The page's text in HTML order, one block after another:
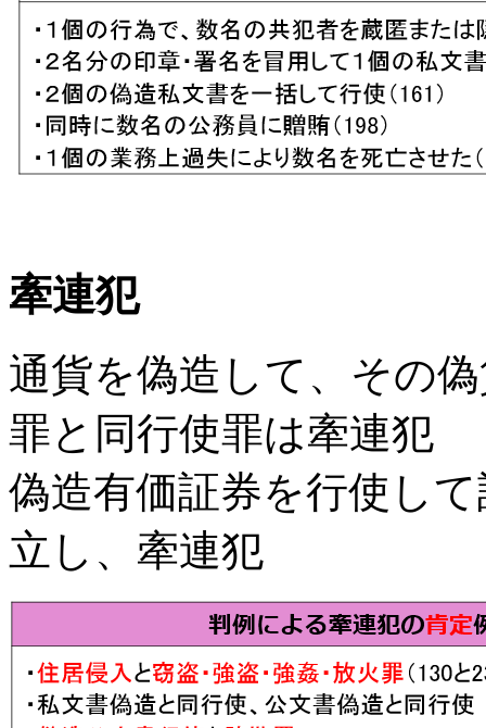
牽連犯
通貨を偽造して、その
罪と同行使罪は牽連犯
偽造有価証券を行使し
立し、牽連犯